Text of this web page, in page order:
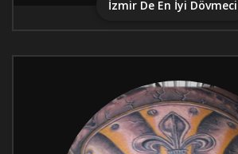
İzmir De En İyi Dövmeci